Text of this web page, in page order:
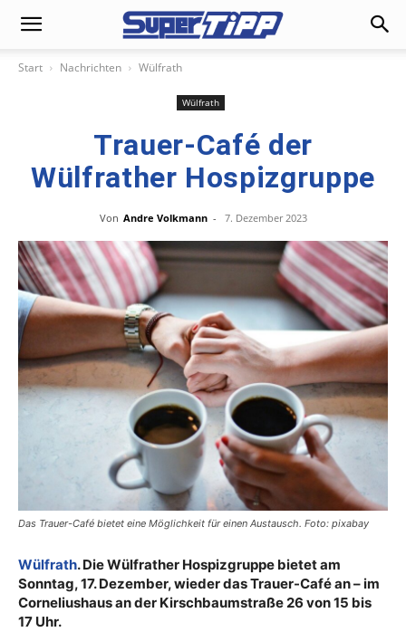
Start Nachrichten Wülfrath
Wülfrath
Trauer-Café der
Wülfrather Hospizgruppe
Von Andre Volkmann - 7. Dezember 2023
Das Trauer-Café bietet eine Möglichkeit für einen Austausch. Foto: pixabay
Wülfrath. Die Wülfrather Hospizgruppe bietet am
Sonntag, 17. Dezember, wieder das Trauer-Café an – im
Corneliushaus an der Kirschbaumstraße 26 von 15 bis
17 Uhr.